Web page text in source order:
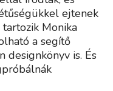
ejtenek
Monika
a segítő
designkönyv is. És